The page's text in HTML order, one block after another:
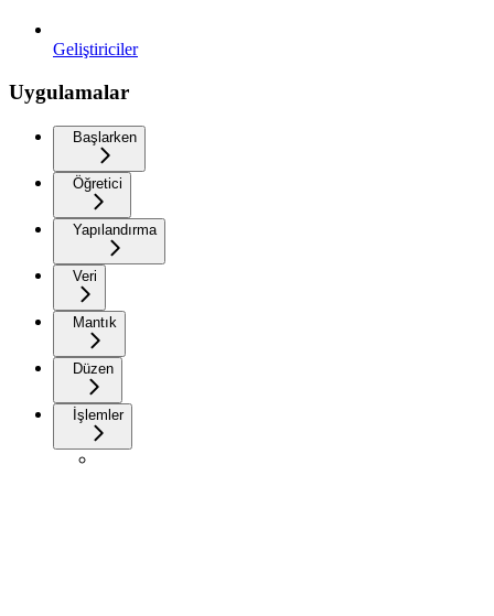
Geliştiriciler
Uygulamalar
Başlarken
Öğretici
Yapılandırma
Veri
Mantık
Düzen
İşlemler